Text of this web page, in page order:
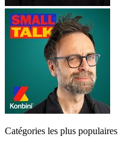
Catégories les plus populaires